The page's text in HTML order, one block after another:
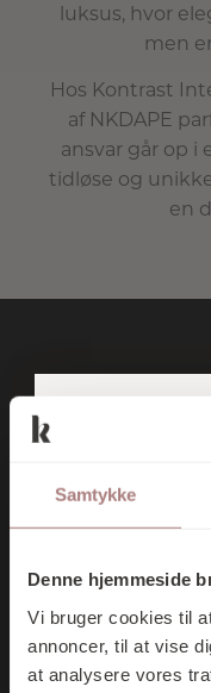
Samtykke
Denne hjemmeside
Vi bruger cookies til
annoncer, til at vise
at analysere vores
luksus, hvor
men
Hos Kontrast
af NKDAPE
ansvar går op i
tidløse og
en
Hos os er alt
legende og
Stramt og
produkter, vi ikke
eje. Dem, der
OG